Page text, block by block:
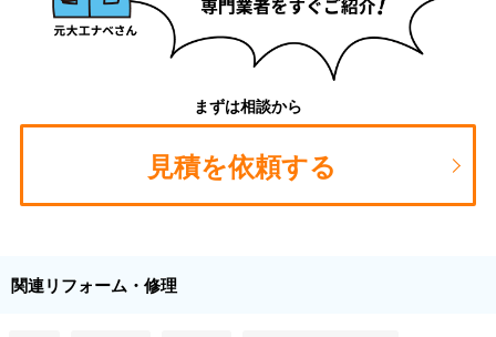
まずは相談から
見積を依頼する
関連リフォーム・修理